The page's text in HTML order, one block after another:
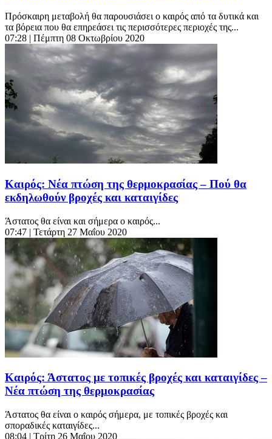
Πρόσκαιρη μεταβολή θα παρουσιάσει ο καιρός από τα δυτικά και
τα βόρεια που θα επηρεάσει τις περισσότερες περιοχές της...
07:28 | Πέμπτη 08 Οκτωβρίου 2020
Καιρός: Νέα πτώση της θερμοκρασίας – Πού θα
εκδηλωθούν βροχές και καταιγίδες
Άστατος θα είναι και σήμερα ο καιρός...
07:47 | Τετάρτη 27 Μαΐου 2020
Καιρός: Άστατος με τοπικές βροχές και καταιγίδες –
Νέα πτώση της θερμοκρασίας
Άστατος θα είναι ο καιρός σήμερα, με τοπικές βροχές και
σποραδικές καταιγίδες...
08:04 | Τρίτη 26 Μαΐου 2020